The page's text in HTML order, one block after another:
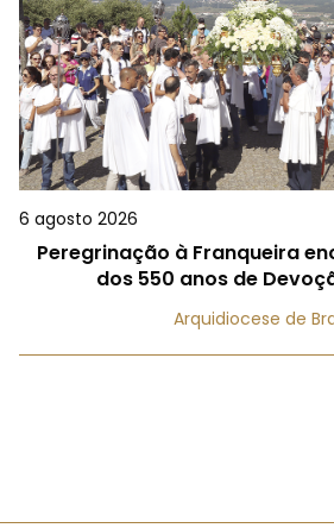
6 agosto 2026
Peregrinação à Franqueira
dos 550 anos de
Arquidiocese de